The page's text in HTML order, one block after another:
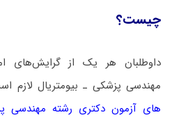
چیست؟
داوطلبان هر یک از گرایش‌های
ﻣﻬﻨﺪسی پزشکی ـ بیومتریال لازم
های آزمون دکتری رشته ﻣﻬﻨﺪسی